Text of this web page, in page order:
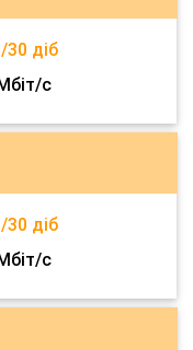
30 діб
с
30 діб
с